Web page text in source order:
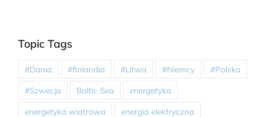
Topic Tags
#Dania #finlandia #Litwa #Niemcy #Polska
#Szwecja Baltic Sea energetyka
energetyka wiatrowa energia elektryczna